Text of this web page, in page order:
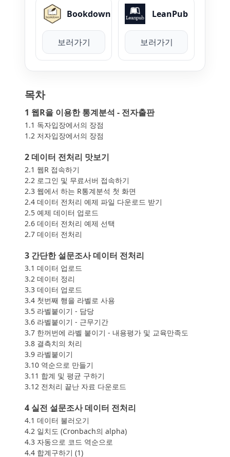
Bookdown
보러가기
LeanPub
보러가기
목차
1 웹R을 이용한 통계분석 - 전자출판
1.1 독자입장에서의 장점
1.2 저자입장에서의 장점
2 데이터 전처리 맛보기
2.1 웹R 접속하기
2.2 로그인 및 무료서버 접속하기
2.3 웹에서 하는 R통계분석 첫 화면
2.4 데이터 전처리 예제 파일 다운로드 받기
2.5 예제 데이터 업로드
2.6 데이터 전처리 예제 선택
2.7 데이터 전처리
3 간단한 설문조사 데이터 전처리
3.1 데이터 업로드
3.2 데이터 정리
3.3 데이터 업로드
3.4 첫번째 행을 라벨로 사용
3.5 라벨붙이기 - 담당
3.6 라벨붙이기 - 근무기간
3.7 한꺼번에 라벨 붙이기 - 내용평가 및 교육만족도
3.8 결측치의 처리
3.9 라벨붙이기
3.10 역순으로 만들기
3.11 합계 및 평균 구하기
3.12 전처리 끝난 자료 다운로드
4 실전 설문조사 데이터 전처리
4.1 데이터 불러오기
4.2 일치도 (Cronbach의 alpha)
4.3 자동으로 코드 역순으로
4.4 합계구하기 (1)